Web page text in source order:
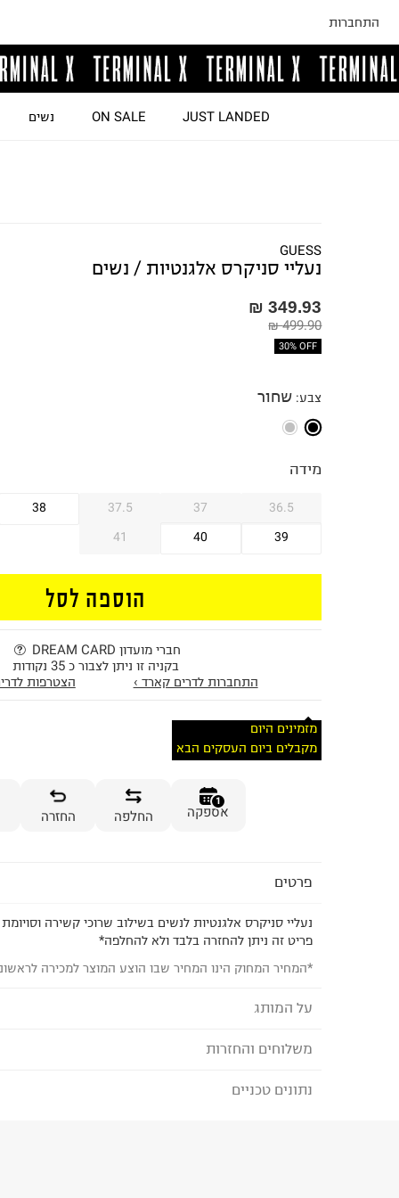
התחברות
JUST LANDED
ON SALE נשים
GUESS
נעליי סניקרס אלגנטיות / נשים
349.93 ₪
499.90 ₪
30% OFF
צבע: שחור
מידה
36.5
37
37.5
38
39
40
41
הוספה לסל
חברי מועדון DREAM CARD
בקניה זו ניתן לצבור כ 35 נקודות
התחברות לדרים קארד ›
הצטרפות
מזמינים היום
מקבלים ביום העסקים הבא
1
אספקה החלפה החזרה
פרטים
נעליי סניקרס אלגנטיות לנשים בשילוב שרוכי קשירה
פריט זה ניתן להחזרה בלבד ולא להחלפה*
*המחיר המחוק הינו המחיר שבו הוצע המוצר למכירה
על המותג
GUESS - גאס
משלוחים והחזרות
לבחירת בשיטת המשלוח המתאימה לכם,
נתונים טכניים